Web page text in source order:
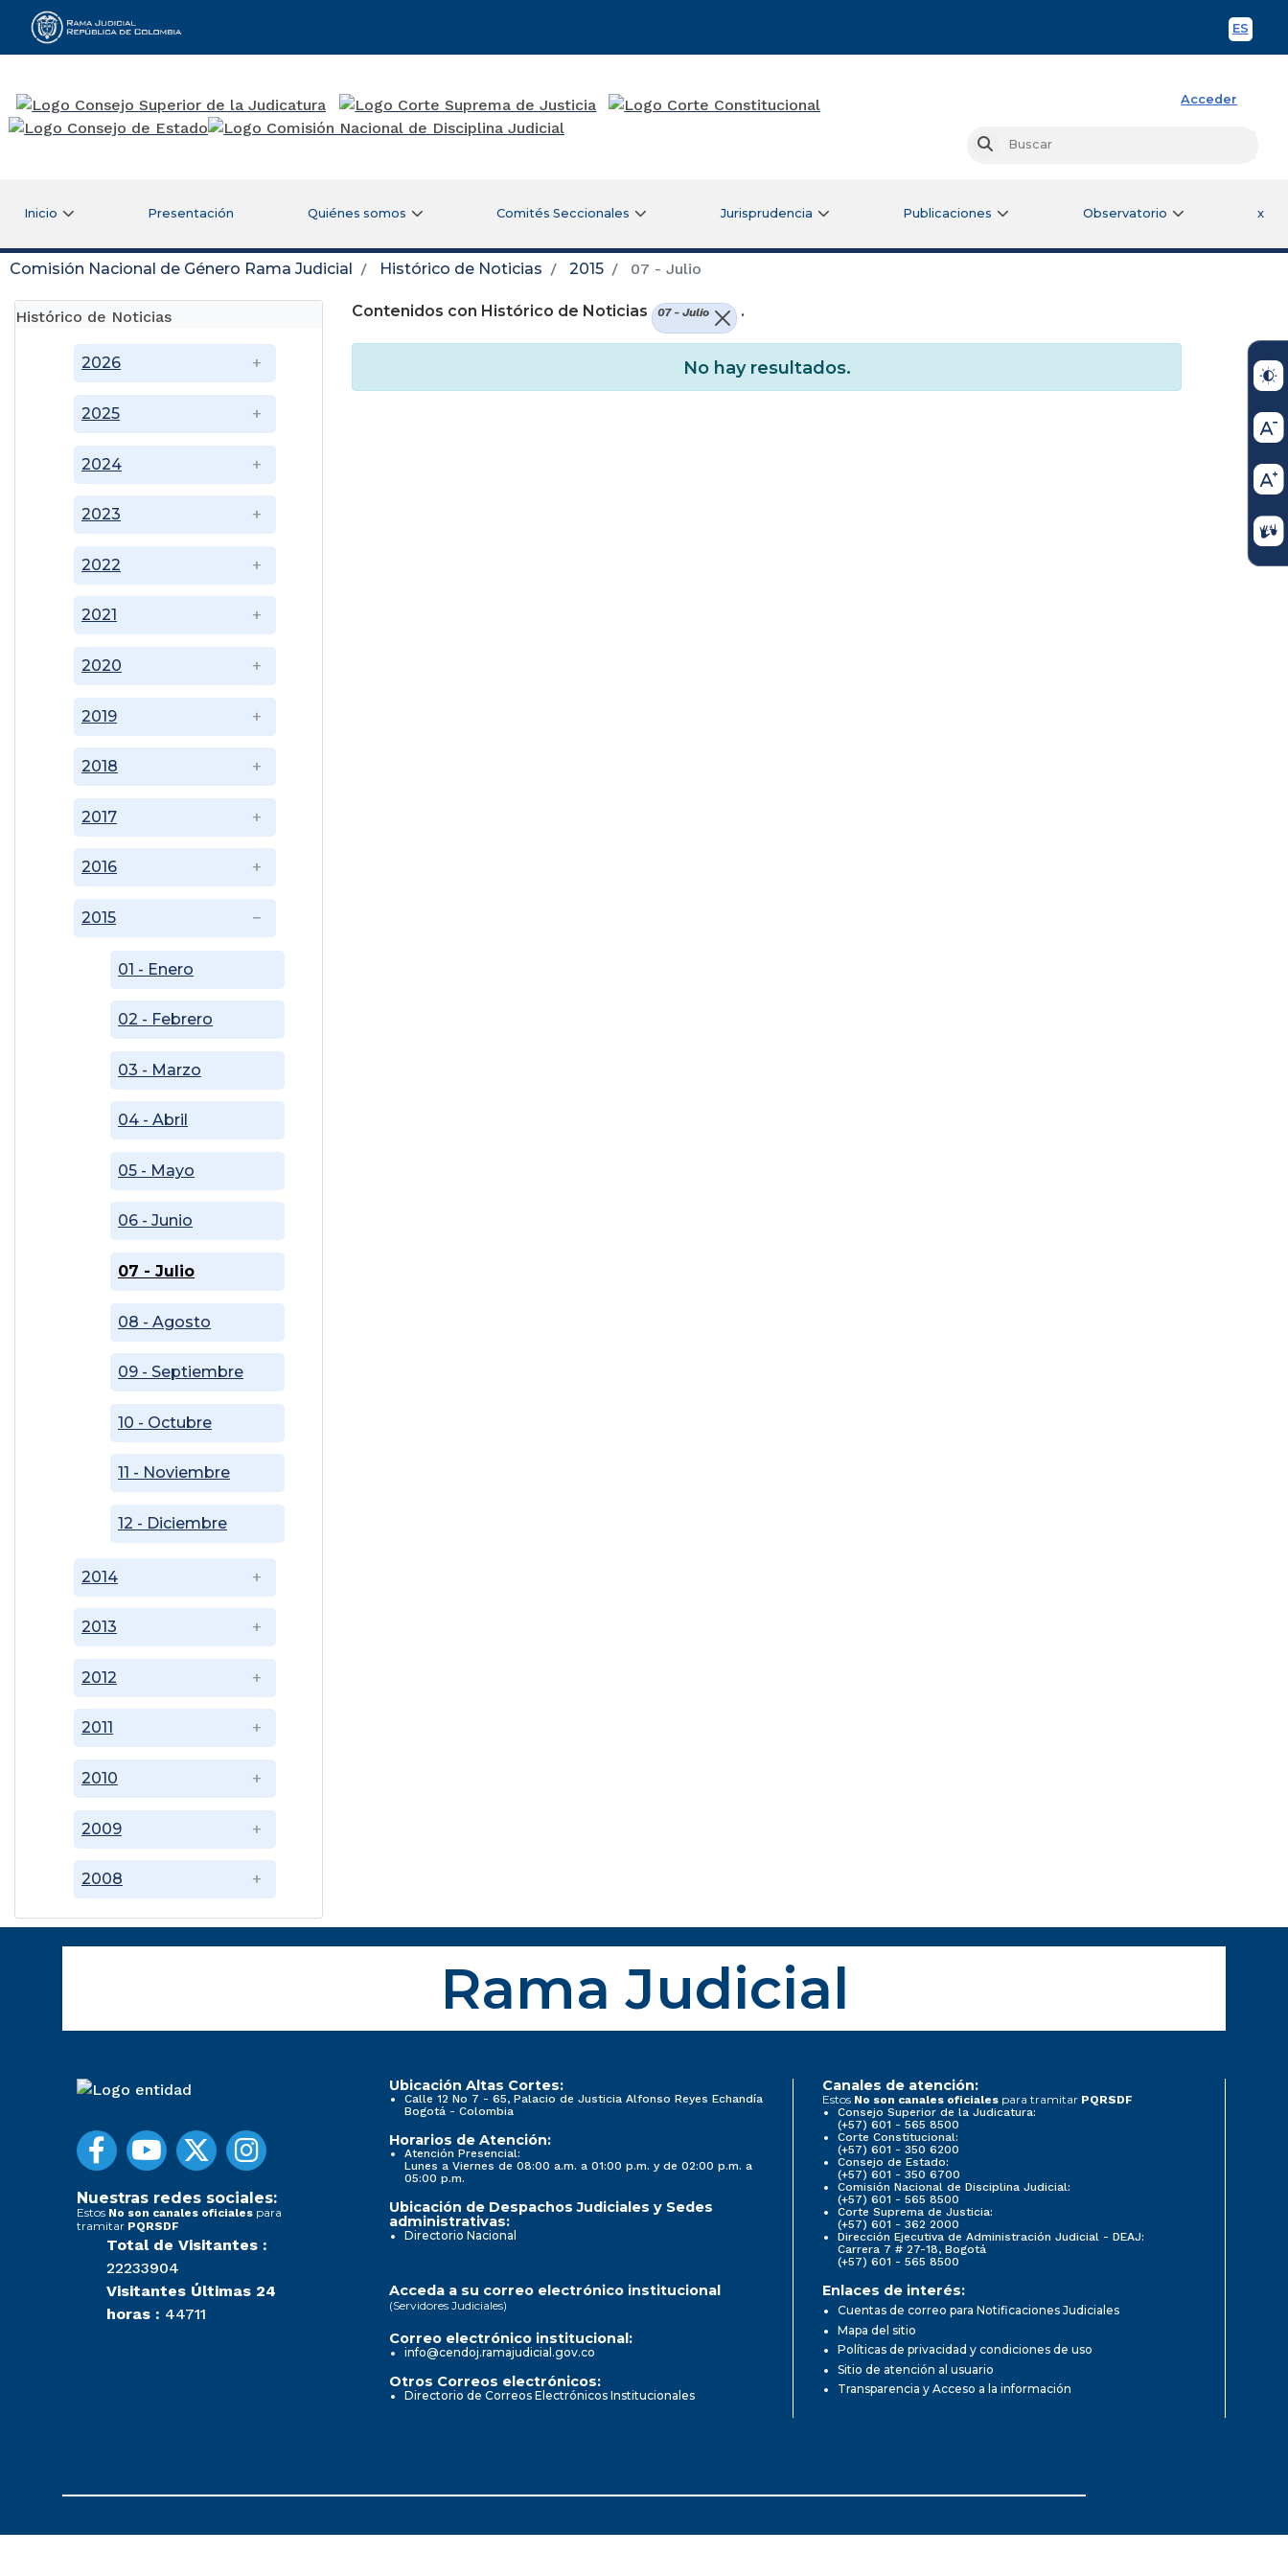
ES
Rama Judicial
Acceder
Buscar
Inicio Presentación Quiénes somos Comités Seccionales Jurisprudencia Publicaciones Observatorio x
Comisión Nacional de Género Rama Judicial Histórico de Noticias 2015 07 - Julio
Histórico de Noticias
2008
2009
2010
2011
2012
2013
2014
2015
01 - Enero
02 - Febrero
03 - Marzo
04 - Abril
05 - Mayo
06 - Junio
07 - Julio
08 - Agosto
09 - Septiembre
10 - Octubre
11 - Noviembre
12 - Diciembre
2016
2017
2018
2019
2020
2021
2022
2023
2024
2025
2026
Contenidos con Histórico de Noticias 07 - Julio .
No hay resultados.
Rama Judicial
Nuestras redes sociales:
Estos No son canales oficiales para
tramitar PQRSDF
Total de Visitantes :
22233904
Visitantes Últimas 24
horas : 44711
Ubicación Altas Cortes:
Calle 12 No 7 - 65, Palacio de Justicia Alfonso Reyes Echandía
Bogotá - Colombia
Horarios de Atención:
Atención Presencial:
Lunes a Viernes de 08:00 a.m. a 01:00 p.m. y de 02:00 p.m. a
05:00 p.m.
Ubicación de Despachos Judiciales y Sedes
administrativas:
Directorio Nacional
Canales de atención:
Estos No son canales oficiales para tramitar PQRSDF
Consejo Superior de la Judicatura:
(+57) 601 - 565 8500
Corte Constitucional:
(+57) 601 - 350 6200
Consejo de Estado:
(+57) 601 - 350 6700
Comisión Nacional de Disciplina Judicial:
(+57) 601 - 565 8500
Corte Suprema de Justicia:
(+57) 601 - 362 2000
Dirección Ejecutiva de Administración Judicial - DEAJ:
Carrera 7 # 27-18, Bogotá
(+57) 601 - 565 8500
Acceda a su correo electrónico institucional
(Servidores Judiciales)
Correo electrónico institucional:
info@cendoj.ramajudicial.gov.co
Otros Correos electrónicos:
Directorio de Correos Electrónicos Institucionales
Enlaces de interés:
Cuentas de correo para Notificaciones Judiciales
Mapa del sitio
Políticas de privacidad y condiciones de uso
Sitio de atención al usuario
Transparencia y Acceso a la información